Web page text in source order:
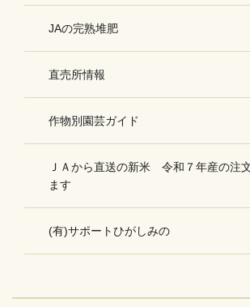
JAの完熟堆肥
直売所情報
作物別園芸ガイド
ＪＡから直送の新米 令和７年産の注
ます
(有)サポートひがしみの